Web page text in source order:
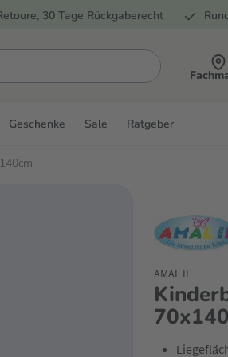
30 Tage Rückgaberecht
Geschenke Sale Ratgeber
AMAL II